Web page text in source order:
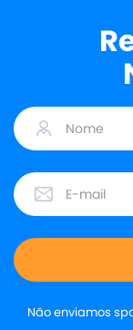
Não enviamos